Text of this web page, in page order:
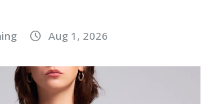
Aug 1, 2026